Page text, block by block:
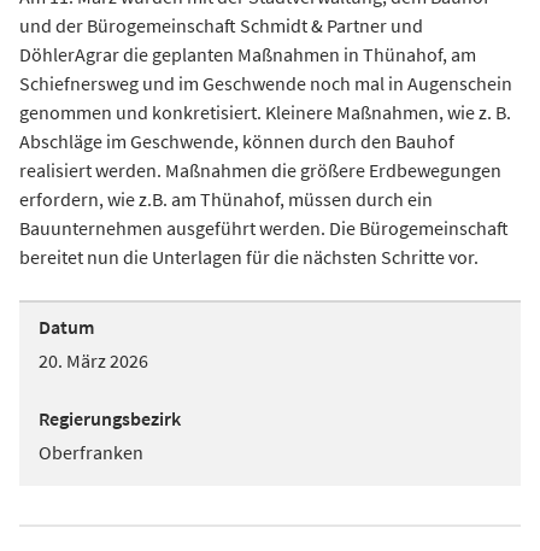
und der Bürogemeinschaft Schmidt & Partner und
DöhlerAgrar die geplanten Maßnahmen in Thünahof, am
Schiefnersweg und im Geschwende noch mal in Augenschein
genommen und konkretisiert. Kleinere Maßnahmen, wie z. B.
Abschläge im Geschwende, können durch den Bauhof
realisiert werden. Maßnahmen die größere Erdbewegungen
erfordern, wie z.B. am Thünahof, müssen durch ein
Bauunternehmen ausgeführt werden. Die Bürogemeinschaft
bereitet nun die Unterlagen für die nächsten Schritte vor.
Datum
20. März 2026
Regierungsbezirk
Oberfranken